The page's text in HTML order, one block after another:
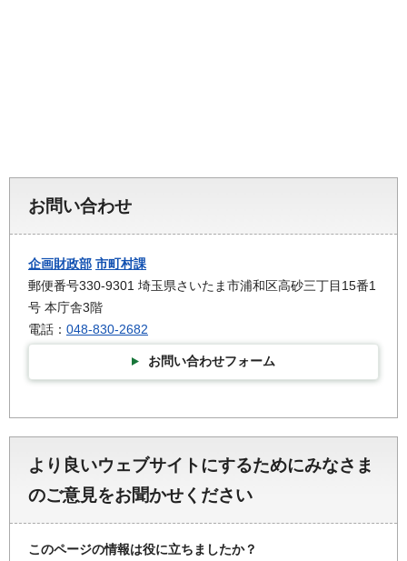
お問い合わせ
企画財政部 市町村課
郵便番号330-9301 埼玉県さいたま市浦和区高砂三丁目15番1
号 本庁舎3階
電話： 048-830-2682
お問い合わせフォーム
より良いウェブサイトにするためにみなさま
のご意見をお聞かせください
このページの情報は役に立ちましたか？